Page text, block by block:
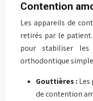
Contention
Les appareils de
retirés par le
pour stabiliser
orthodontique
Gouttières :
de contention